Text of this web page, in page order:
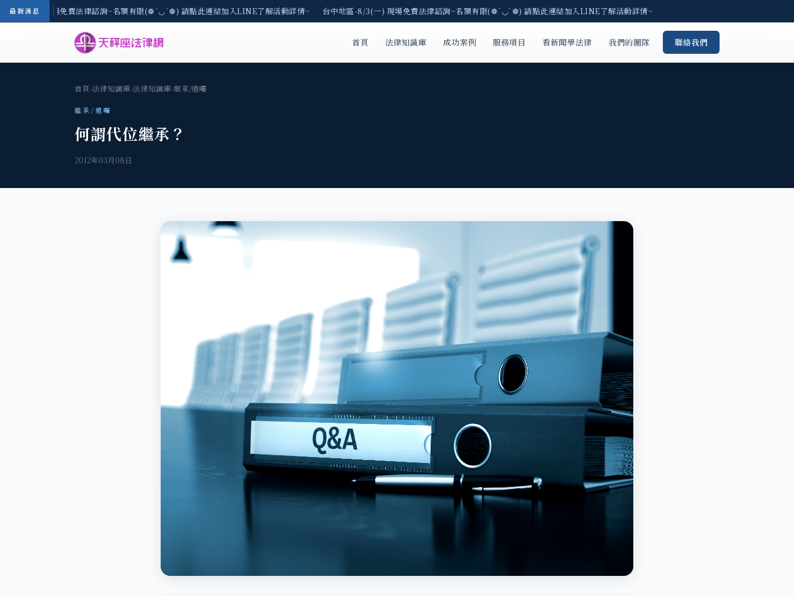
最新消息
-8/3(一) 現場免費法律諮詢~名額有限(❁´◡`❁) 請點此連結加入LINE了解活動詳情~ 台中地區-8/3(一) 現場免費法律諮詢~名額有限(❁´◡`❁) 請點此連結加入LINE了解活動詳情~
首頁 法律知識庫 成功案例 服務項目 看新聞學法律 我們的團隊 聯絡我們
首頁›法律知識庫›法律知識庫›繼承/遺囑
繼承/遺囑
何謂代位繼承？
2012年03月08日